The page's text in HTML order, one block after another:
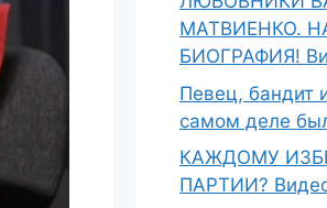
МАТВИЕНКО.
БИОГРАФИЯ!
Певец, бандит
самом деле
КАЖДОМУ
ПАРТИИ?